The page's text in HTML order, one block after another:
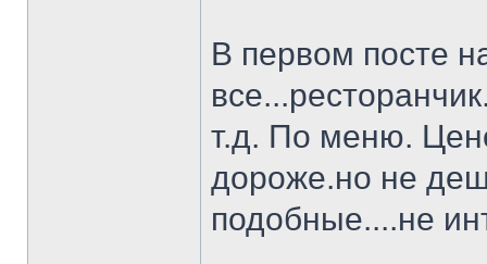
В первом посте
т.д. По меню.
дороже.но не
подобные....не